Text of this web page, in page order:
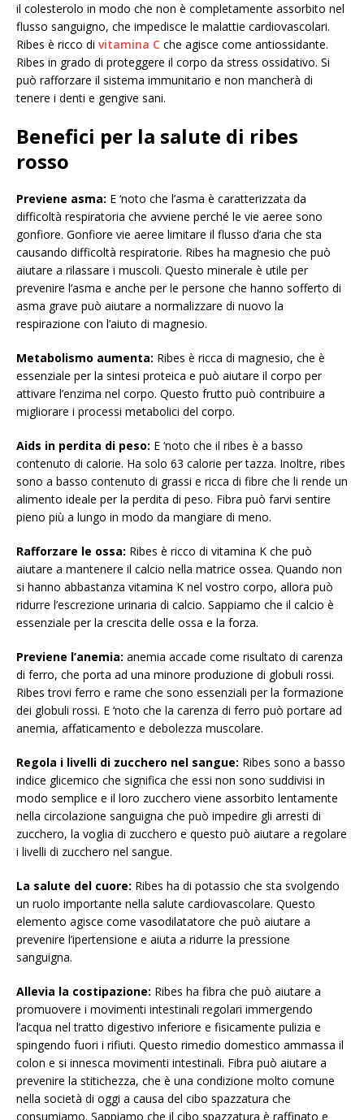
il colesterolo in modo che non è completamente assorbito nel
flusso sanguigno, che impedisce le malattie cardiovascolari.
Ribes è ricco di vitamina C che agisce come antiossidante.
Ribes in grado di proteggere il corpo da stress ossidativo. Si
può rafforzare il sistema immunitario e non mancherà di
tenere i denti e gengive sani.
Benefici per la salute di ribes
rosso
Previene asma: E ‘noto che l’asma è caratterizzata da
difficoltà respiratoria che avviene perché le vie aeree sono
gonfiore. Gonfiore vie aeree limitare il flusso d’aria che sta
causando difficoltà respiratorie. Ribes ha magnesio che può
aiutare a rilassare i muscoli. Questo minerale è utile per
prevenire l’asma e anche per le persone che hanno sofferto di
asma grave può aiutare a normalizzare di nuovo la
respirazione con l’aiuto di magnesio.
Metabolismo aumenta: Ribes è ricca di magnesio, che è
essenziale per la sintesi proteica e può aiutare il corpo per
attivare l’enzima nel corpo. Questo frutto può contribuire a
migliorare i processi metabolici del corpo.
Aids in perdita di peso: E ‘noto che il ribes è a basso
contenuto di calorie. Ha solo 63 calorie per tazza. Inoltre, ribes
sono a basso contenuto di grassi e ricca di fibre che li rende un
alimento ideale per la perdita di peso. Fibra può farvi sentire
pieno più a lungo in modo da mangiare di meno.
Rafforzare le ossa: Ribes è ricco di vitamina K che può
aiutare a mantenere il calcio nella matrice ossea. Quando non
si hanno abbastanza vitamina K nel vostro corpo, allora può
ridurre l’escrezione urinaria di calcio. Sappiamo che il calcio è
essenziale per la crescita delle ossa e la forza.
Previene l’anemia: anemia accade come risultato di carenza
di ferro, che porta ad una minore produzione di globuli rossi.
Ribes trovi ferro e rame che sono essenziali per la formazione
dei globuli rossi. E ‘noto che la carenza di ferro può portare ad
anemia, affaticamento e debolezza muscolare.
Regola i livelli di zucchero nel sangue: Ribes sono a basso
indice glicemico che significa che essi non sono suddivisi in
modo semplice e il loro zucchero viene assorbito lentamente
nella circolazione sanguigna che può impedire gli arresti di
zucchero, la voglia di zucchero e questo può aiutare a regolare
i livelli di zucchero nel sangue.
La salute del cuore: Ribes ha di potassio che sta svolgendo
un ruolo importante nella salute cardiovascolare. Questo
elemento agisce come vasodilatatore che può aiutare a
prevenire l’ipertensione e aiuta a ridurre la pressione
sanguigna.
Allevia la costipazione: Ribes ha fibra che può aiutare a
promuovere i movimenti intestinali regolari immergendo
l’acqua nel tratto digestivo inferiore e fisicamente pulizia e
spingendo fuori i rifiuti. Questo rimedio domestico ammassa il
colon e si innesca movimenti intestinali. Fibra può aiutare a
prevenire la stitichezza, che è una condizione molto comune
nella società di oggi a causa del cibo spazzatura che
consumiamo. Sappiamo che il cibo spazzatura è raffinato e